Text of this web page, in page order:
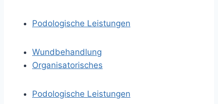
Podologische Leistungen
Wundbehandlung
Organisatorisches
Podologische Leistungen